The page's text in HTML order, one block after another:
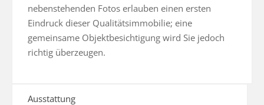
nebenstehenden Fotos erlauben einen ersten
Eindruck dieser Qualitätsimmobilie; eine
gemeinsame Objektbesichtigung wird Sie jedoch
richtig überzeugen.
Ausstattung